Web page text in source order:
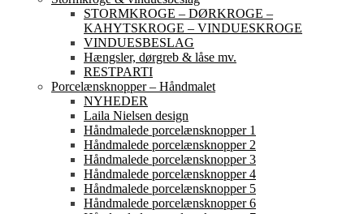
STORMKROGE – DØRKROGE –
KAHYTSKROGE – VINDUESKROGE
VINDUESBESLAG
Hængsler, dørgreb & låse mv.
RESTPARTI
Porcelænsknopper – Håndmalet
NYHEDER
Laila Nielsen design
Håndmalede porcelænsknopper 1
Håndmalede porcelænsknopper 2
Håndmalede porcelænsknopper 3
Håndmalede porcelænsknopper 4
Håndmalede porcelænsknopper 5
Håndmalede porcelænsknopper 6